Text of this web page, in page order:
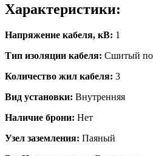
Характеристики:
Напряжение кабеля, кВ: 1
Тип изоляции кабеля: Сшитый
Количество жил кабеля: 3
Вид установки: Внутренняя
Наличие брони: Нет
Узел заземления: Паяный